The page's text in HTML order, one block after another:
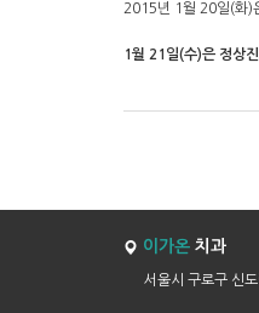
2015년 1월 20일(화)
1월 21일(수)은 정상
이가온 치과
서울시 구로구 신